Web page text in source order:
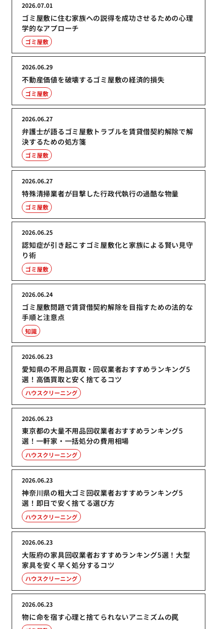
ゴミ屋敷に住む家族への説得を成功させるための心理
学的なアプローチ
2026.07.01
ゴミ屋敷
不動産価値を破壊するゴミ屋敷の経済的損失
2026.06.29
ゴミ屋敷
弁護士が語るゴミ屋敷トラブルを賃貸借契約解除で解
決するための処方箋
2026.06.27
ゴミ屋敷
特殊清掃業者が目撃した行政代執行の過酷な物量
2026.06.27
ゴミ屋敷
認知症が引き起こすゴミ屋敷化と家族による賢い見守
り術
2026.06.25
ゴミ屋敷
ゴミ屋敷問題で賃貸借契約解除を目指すための法的な
手順と注意点
2026.06.24
知識
愛知県の不用品買取・回収業者おすすめランキング5
選！高価買取と安く捨てるコツ
2026.06.23
ハウスクリーニング
東京都の大量不用品回収業者おすすめランキング5
選！一軒家・一括処分の費用相場
2026.06.23
ハウスクリーニング
神奈川県の粗大ゴミ回収業者おすすめランキング5
選！即日で安く捨てる選び方
2026.06.23
ハウスクリーニング
大阪府の家具回収業者おすすめランキング5選！大型
家具を安く早く処分するコツ
2026.06.23
ハウスクリーニング
物に命を宿す心理と捨てられないアニミズムの罠
2026.06.23